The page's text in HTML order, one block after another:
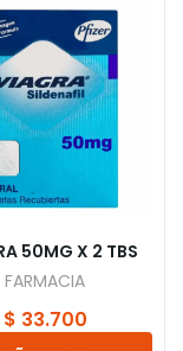
50MG X 2 TBS
FARMACIA
$ 33.700